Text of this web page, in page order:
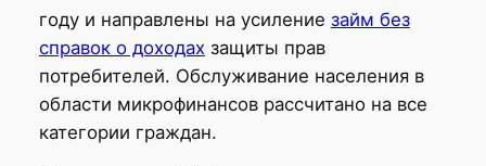
году и направлены на усиление займ без
справок о доходах защиты прав
потребителей. Обслуживание населения в
области микрофинансов рассчитано на все
категории граждан.